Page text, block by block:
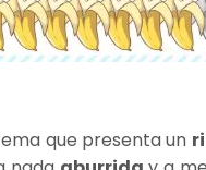
que presenta un